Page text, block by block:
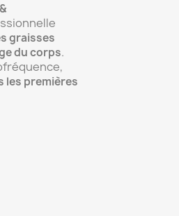
graisses
du corps.
les premières